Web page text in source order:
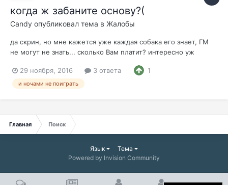
когда ж забаните основу?(
Candy опубликовал тема в Жалобы
да скрин, но мне кажется уже каждая собака его знает, ГМ
не могут не знать... сколько Вам платит? интересно уж
хитрее настроил, только в пк можно убрать (ради освободить
место фарма), дак тут же по точке прискакивает и вычищает.
29 ноября, 2016 3 ответа 1
и ночами не поиграть
Главная Поиск
Язык
Тема
Powered by Invision Community